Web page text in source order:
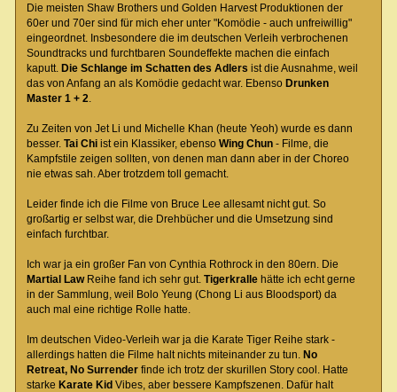
Die meisten Shaw Brothers und Golden Harvest Produktionen der
60er und 70er sind für mich eher unter "Komödie - auch unfreiwillig"
eingeordnet. Insbesondere die im deutschen Verleih verbrochenen
Soundtracks und furchtbaren Soundeffekte machen die einfach
kaputt. Die Schlange im Schatten des Adlers ist die Ausnahme, weil
das von Anfang an als Komödie gedacht war. Ebenso Drunken
Master 1 + 2
Zu Zeiten von Jet Li und Michelle Khan (heute Yeoh) wurde es dann
besser. Tai Chiist ein Klassiker, ebenso Wing Chun- Filme, die
Kampfstile zeigen sollten, von denen man dann aber in der Choreo
nie etwas sah. Aber trotzdem toll gemacht.
Leider finde ich die Filme von Bruce Lee allesamt nicht gut. So
großartig er selbst war, die Drehbücher und die Umsetzung sind
einfach furchtbar.
Ich war ja ein großer Fan von Cynthia Rothrock in den 80ern. Die
Martial LawReihe fand ich sehr gut. Tigerkralle hätte ich echt gerne
in der Sammlung, weil Bolo Yeung (Chong Li aus Bloodsport) da
auch mal eine richtige Rolle hatte.
Im deutschen Video-Verleih war ja die Karate Tiger Reihe stark -
allerdings hatten die Filme halt nichts miteinander zu tun. No
Retreat, No Surrender finde ich trotz der skurillen Story cool. Hatte
starke Karate KidVibes, aber bessere Kampfszenen. Dafür halt